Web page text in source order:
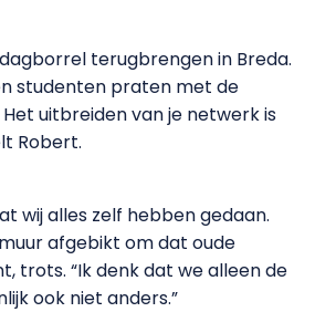
terugbrengen in Breda.
studenten praten met de
uitbreiden van je netwerk is
Robert.
wij alles zelf hebben gedaan.
afgebikt om dat oude
trots. “Ik denk dat we alleen de
ook niet anders.”